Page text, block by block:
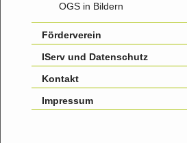
OGS in Bildern
Förderverein
IServ und Datenschutz
Kontakt
Impressum